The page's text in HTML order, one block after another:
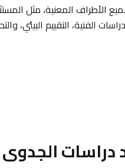
المعنية، مثل
الفنية، التقييم البيئي،
دراسات الجدوى